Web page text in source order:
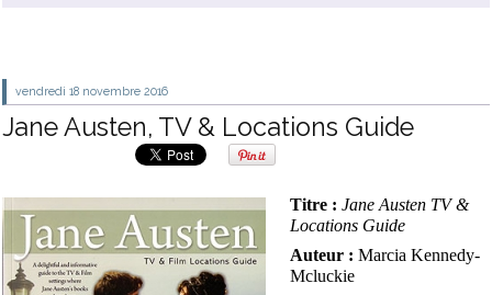
vendredi 18 novembre 2016
Jane Austen, TV & Locations Guide
Titre :Jane Austen TV &
Locations Guide
Auteur : Marcia Kennedy-
Mcluckie